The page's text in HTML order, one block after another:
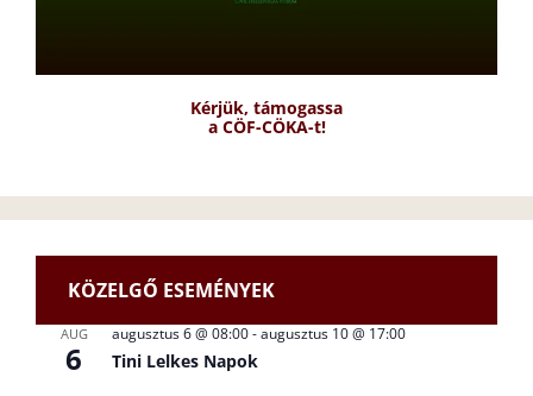
Kérjük, támogassa
a CÖF-CÖKA-t!
KÖZELGŐ ESEMÉNYEK
AUG
6
augusztus 6 @ 08:00-augusztus 10 @ 17:00
Tini Lelkes Napok